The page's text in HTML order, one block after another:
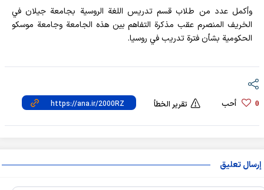
وأكمل عدد من طلاب قسم تدريس اللغة الروسية بجامعة جيلان في
الخريف المنصرم عقب مذكرة التفاهم بين هذه الجامعة وجامعة موسكو
الحكومية بشأن فترة تدريب في روسيا.
0 أحب تقرير الخطأ
إرسال تعليق